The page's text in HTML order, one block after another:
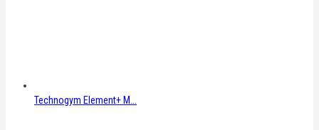
Technogym Element+ M...